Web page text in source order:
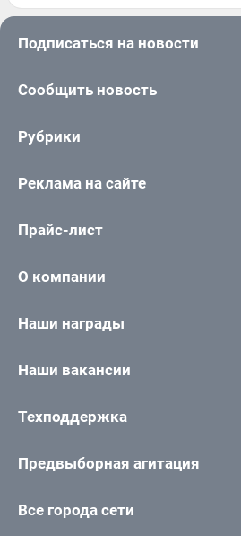
Подписаться на новости
Сообщить новость
Рубрики
Реклама на сайте
Прайс-лист
О компании
Наши награды
Наши вакансии
Техподдержка
Предвыборная агитация
Все города сети